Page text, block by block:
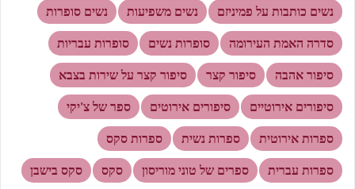
נשים כותבות על פמיניזם נשים משפיעות נשים סופרות
סדרה האמת העירומה סופרות נשים סופרות עבריות
סיפור אהבה סיפור קצר סיפור קצר על שירות בצבא
סיפורים אירוטיים סיפורים אירוטים ספר של צ'יקי
ספרות אירוטית ספרות נשית ספרות סקס
ספרות עברית ספרים של טוני מוריסון סקס סקס בישבן